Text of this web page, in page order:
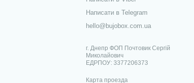
Написати в Telegram
hello@bujobox.com.ua
г. Днепр ФОП Почтовик Сергій
Миколайович
ЕДРПОУ: 3377206373
Карта проезда